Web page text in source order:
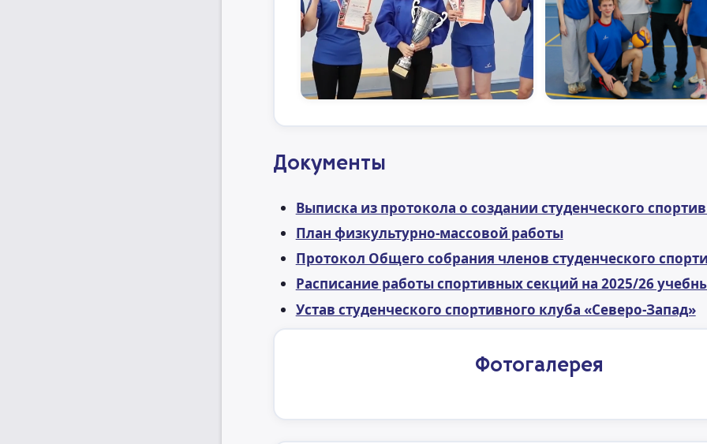
Документы
Выписка из протокола о создании студенческого
План физкультурно-массовой работы
Протокол Общего собрания членов студенческого
Расписание работы спортивных секций на 2025/26
Устав студенческого спортивного клуба «Северо-Запад»
Фотогалерея